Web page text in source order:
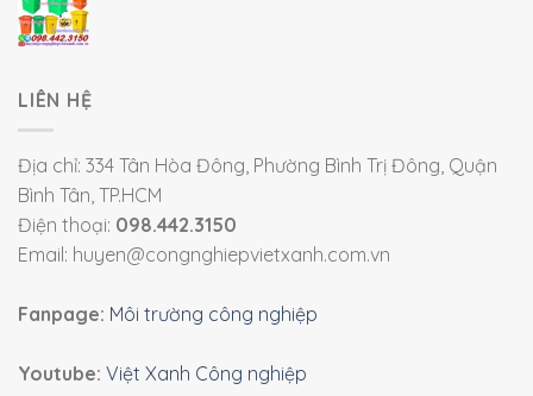
LIÊN HỆ
Địa chỉ: 334 Tân Hòa Đông, Phường Bình Trị Đông, Quận
Bình Tân, TP.HCM
Điện thoại: 098.442.3150
Email: huyen@congnghiepvietxanh.com.vn
Fanpage: Môi trường công nghiệp
Youtube: Việt Xanh Công nghiệp